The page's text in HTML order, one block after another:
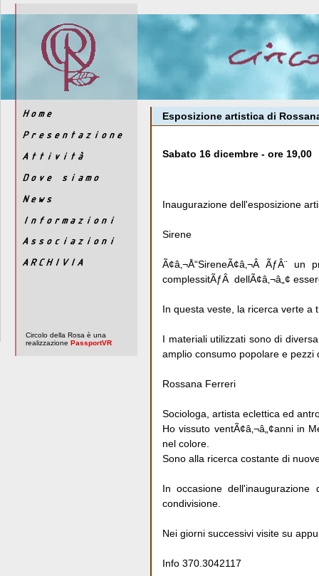
Circolo della Rosa è una
realizzazione PassportVR
Esposizione artistica di
Sabato 16 dicembre - ore 19,00
Inaugurazione dell'esposizione
Sirene
Ã¢â‚¬Å“SireneÃ¢â‚¬Â ÃƒÂ¨
complessitÃƒÂ dellÃ¢â‚¬â„¢
In questa veste, la ricerca verte
I materiali utilizzati sono di
amplio consumo popolare e pezzi
Rossana Ferreri
Sociologa, artista eclettica ed
Ho vissuto ventÃ¢â‚¬â„¢anni in
nel colore.
Sono alla ricerca costante di
In occasione
condivisione.
Nei giorni successivi visite su
Info 370.3042117